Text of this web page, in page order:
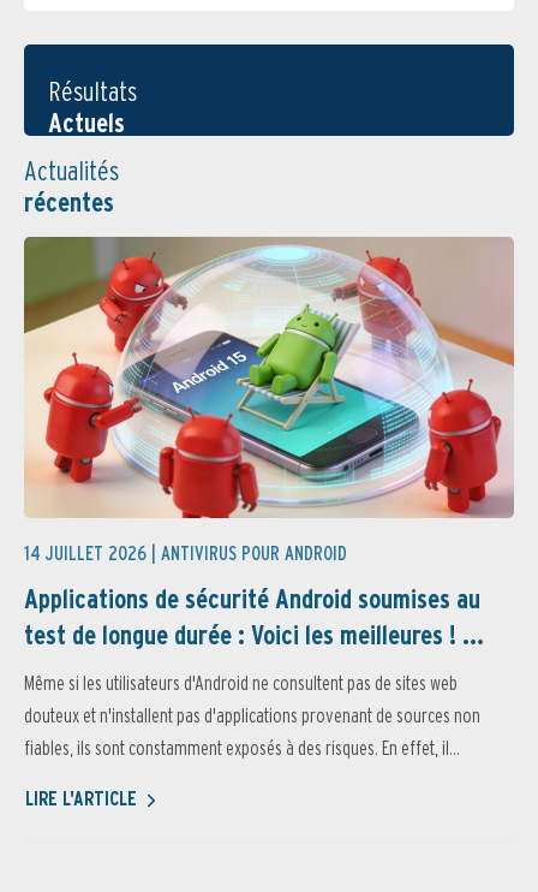
Résultats
Actuels
Actualités
récentes
14 JUILLET 2026 | ANTIVIRUS POUR ANDROID
Applications de sécurité Android soumises au
test de longue durée : Voici les meilleures ! ...
Même si les utilisateurs d'Android ne consultent pas de sites web
douteux et n'installent pas d'applications provenant de sources non
fiables, ils sont constamment exposés à des risques. En effet, il...
LIRE L'ARTICLE